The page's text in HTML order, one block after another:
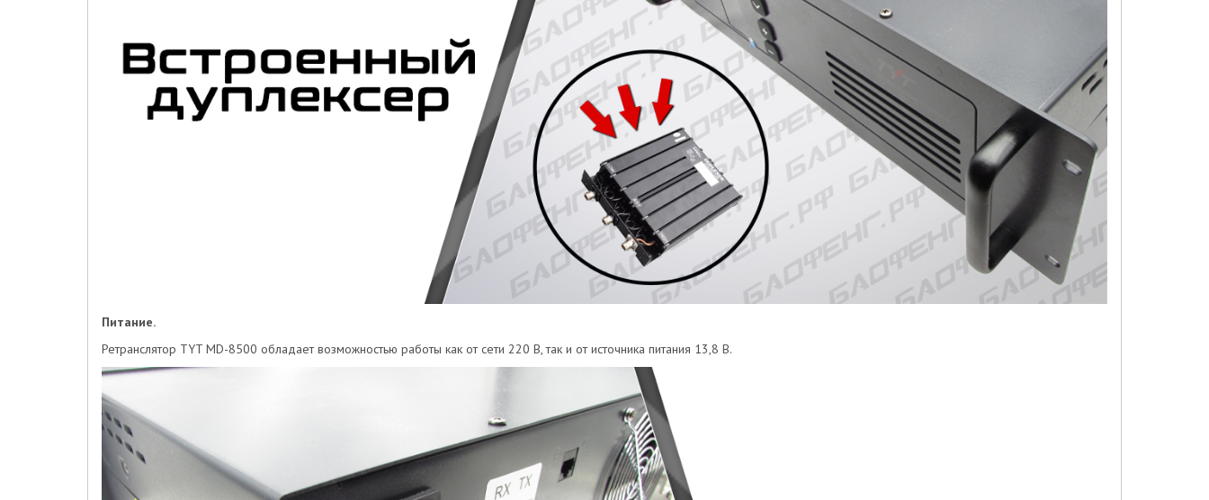
Питание.
Ретранслятор TYT MD-8500 обладает возможностью работы как от сети 220 В, так и от источника питания 13,8 В.